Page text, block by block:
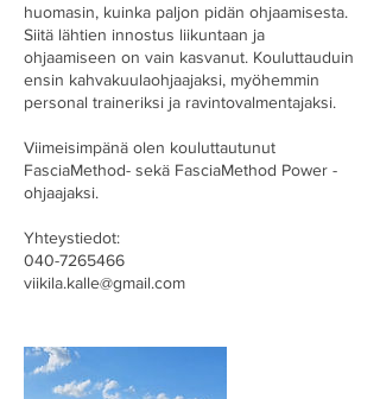
huomasin, kuinka paljon pidän ohjaamisesta.
Siitä lähtien innostus liikuntaan ja
ohjaamiseen on vain kasvanut. Kouluttauduin
ensin kahvakuulaohjaajaksi, myöhemmin
personal traineriksi ja ravintovalmentajaksi.
Viimeisimpänä olen kouluttautunut
FasciaMethod- sekä FasciaMethod Power -
ohjaajaksi.
Yhteystiedot:
040-7265466
viikila.kalle@gmail.com